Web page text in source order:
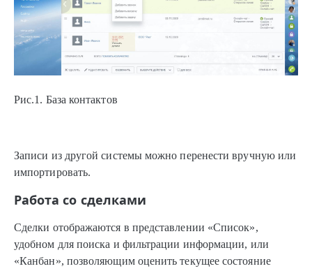
Рис.1. База контактов
Записи из другой системы можно перенести вручную или
импортировать.
Работа со сделками
Сделки отображаются в представлении «Список»,
удобном для поиска и фильтрации информации, или
«Канбан», позволяющим оценить текущее состояние